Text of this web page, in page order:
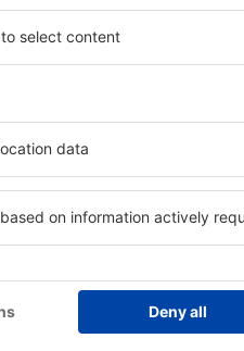
motor de
in și check-
de căutare va
Filtrarea
de stele,
de
Astfel veți
În funcție
cazare sau un
Ce
de
la
Cât